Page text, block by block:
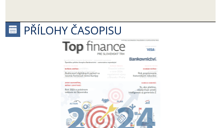
PŘÍLOHY ČASOPISU